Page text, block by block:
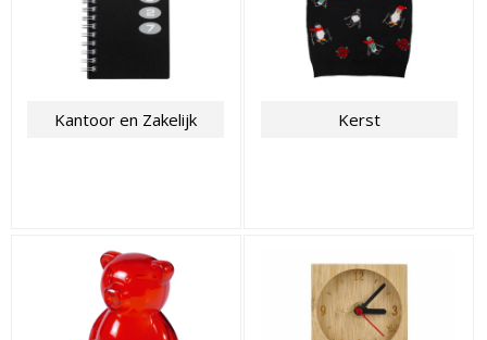
Kantoor en Zakelijk Kerst